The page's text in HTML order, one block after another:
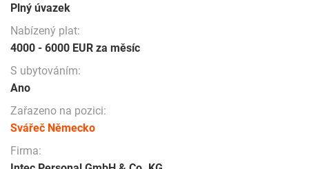
Plný úvazek
Nabízený plat:
4000 - 6000 EUR za měsíc
S ubytováním:
Ano
Zařazeno na pozici:
Svářeč Německo
Firma: